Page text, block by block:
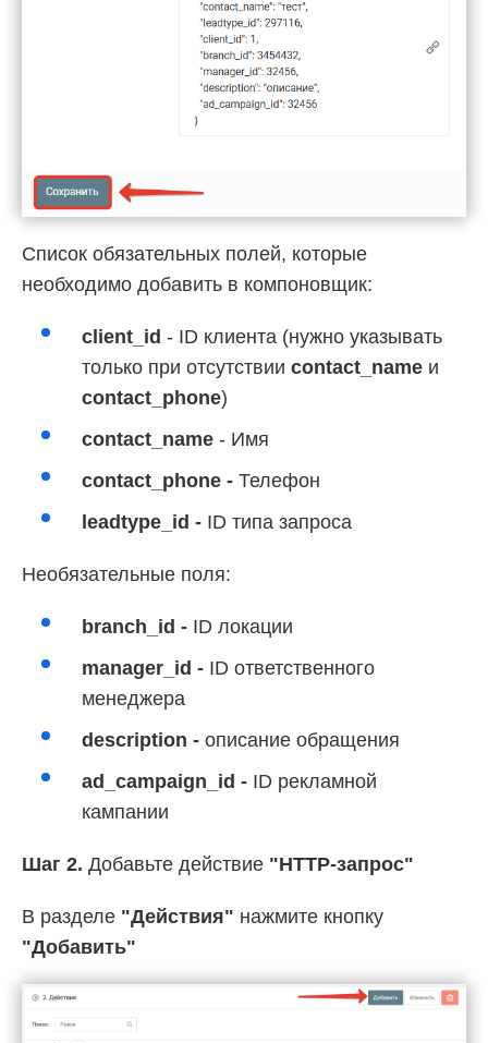
Список обязательных полей, которые
необходимо добавить в компоновщик:
client_id - ID клиента (нужно указывать
только при отсутствии contact_name и
contact_phone)
contact_name - Имя
contact_phone - Телефон
leadtype_id - ID типа запроса
Необязательные поля:
branch_id - ID локации
manager_id - ID ответственного
менеджера
description - описание обращения
ad_campaign_id - ID рекламной
кампании
Шаг 2. Добавьте действие "HTTP-запрос"
В разделе "Действия" нажмите кнопку
"Добавить"